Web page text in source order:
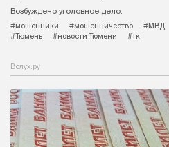
Возбуждено уголовное дело.
#мошенники
#мошенничество #МВД
#Тюмень
#новости Тюмени #тк
Вслух.ру